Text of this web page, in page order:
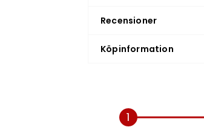
Recensioner
Köpinformation
1